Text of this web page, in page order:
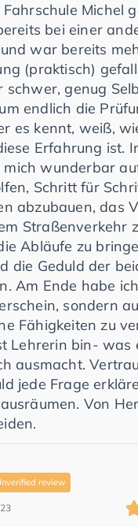
Michel
bei einer
war bereits
(praktisch)
schwer, genug
endlich die
es kennt, weiß,
Erfahrung ist.
mich wunderbar
Schritt für
abzubauen, das
Straßenverkehr
Abläufe zu
die Geduld der
Am Ende habe
sondern
Fähigkeiten zu
Lehrerin bin- was
ausmacht.
jede Frage
Von
review